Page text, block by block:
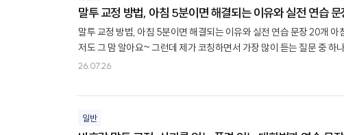
말투 교정 방법, 아침 5분이면 해결되는 이유와 실전 연습
말투 교정 방법, 아침 5분이면 해결되는 이유와 실전 연습 문장 20개
저도 그 맘 알아요~ 그런데 제가 코칭하면서 가장 많이 듣는 질문 중 하
나타낸다고 하잖아요? 끝을 흐리거나 날카로운 말투를..
26.07.26
일반